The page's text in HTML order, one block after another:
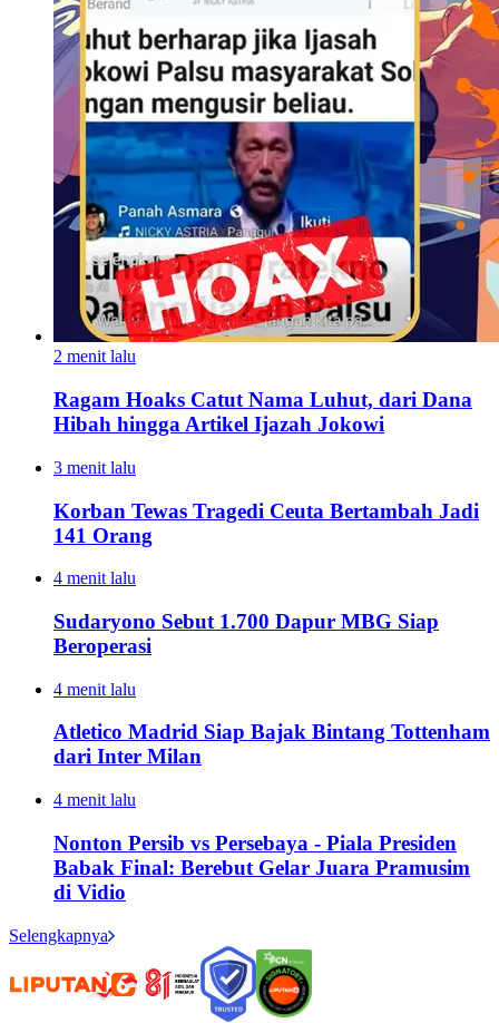
2 menit lalu
Ragam Hoaks Catut Nama Luhut, dari Dana
Hibah hingga Artikel Ijazah Jokowi
3 menit lalu
Korban Tewas Tragedi Ceuta Bertambah Jadi
141 Orang
4 menit lalu
Sudaryono Sebut 1.700 Dapur MBG Siap
Beroperasi
4 menit lalu
Atletico Madrid Siap Bajak Bintang Tottenham
dari Inter Milan
4 menit lalu
Nonton Persib vs Persebaya - Piala Presiden
Babak Final: Berebut Gelar Juara Pramusim
di Vidio
Selengkapnya